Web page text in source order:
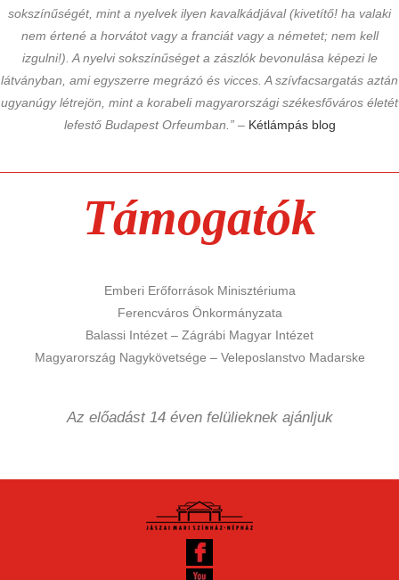
sokszínűségét, mint a nyelvek ilyen kavalkádjával (kivetítő! ha valaki
nem értené a horvátot vagy a franciát vagy a németet; nem kell
izgulni!). A nyelvi sokszínűséget a zászlók bevonulása képezi le
látványban, ami egyszerre megrázó és vicces. A szívfacsargatás aztán
ugyanúgy létrejön, mint a korabeli magyarországi székesfőváros életét
lefestő Budapest Orfeumban.”– Kétlámpás blog
Támogatók
Emberi Erőforrások Minisztériuma
Ferencváros Önkormányzata
Balassi Intézet – Zágrábi Magyar Intézet
Magyarország Nagykövetsége – Veleposlanstvo Madarske
Az előadást 14 éven felülieknek ajánljuk